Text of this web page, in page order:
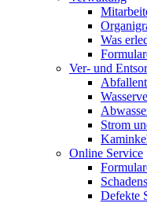
Was
Ver- und
Strom
Online Service
Defekte